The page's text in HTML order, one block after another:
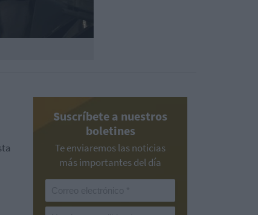
Suscríbete a nuestros
boletines
Te enviaremos las noticias
más importantes del día